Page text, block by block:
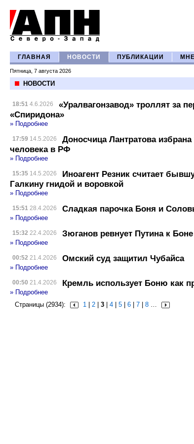
ГЛАВНАЯ НОВОСТИ ПУБЛИКАЦИИ
Пятница, 7 августа 2026
НОВОСТИ
18:51 4.6.2026
«Уралвагонзавод» троллят за
«Спиридона»
» Подробнее
17:59 14.5.2026
Доносчица Лантратова
человека в РФ
» Подробнее
15:35 14.5.2026
Иноагент Резник считает
Галкину гнидой и воровкой
» Подробнее
15:51 28.4.2026 Сладкая парочка Боня и
» Подробнее
15:32 22.4.2026 Зюганов ревнует Путина к
» Подробнее
00:52 21.4.2026 Омский суд защитил Чубайса
» Подробнее
00:50 21.4.2026 Кремль использует Боню как
» Подробнее
Страницы (2934):
1 2 3 4 5 6 7 8 …